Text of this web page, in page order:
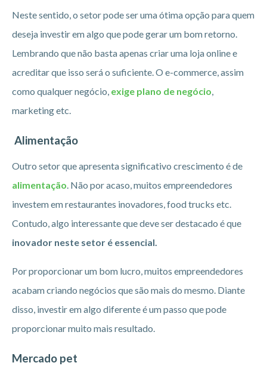
Neste sentido, o setor pode ser uma ótima opção para quem
deseja investir em algo que pode gerar um bom retorno.
Lembrando que não basta apenas criar uma loja online e
acreditar que isso será o suficiente. O e-commerce, assim
como qualquer negócio, exige plano de negócio
marketing etc.
Alimentação
Outro setor que apresenta significativo crescimento é de
alimentação . Não por acaso, muitos empreendedores
investem em restaurantes inovadores, food trucks etc.
Contudo, algo interessante que deve ser destacado é que
inovador neste setor é essencial.
Por proporcionar um bom lucro, muitos empreendedores
acabam criando negócios que são mais do mesmo. Diante
disso, investir em algo diferente é um passo que pode
proporcionar muito mais resultado.
Mercado pet